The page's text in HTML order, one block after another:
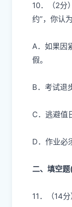
10．（2分）
约”，你
A．如果因
假。
B．考试退
C．逃避值
D．作业必
二、填空
11．（14分